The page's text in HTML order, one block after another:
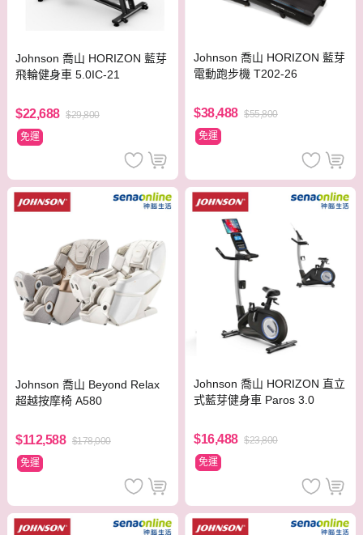
Johnson 喬山 HORIZON 藍芽
飛輪健身車 5.0IC-21
$22,688 $29,800
免運
Johnson 喬山 HORIZON 藍芽
電動跑步機 T202-26
$38,488 $55,800
免運
Johnson 喬山 Beyond Relax
超越按摩椅 A580
$112,588 $178,000
免運
Johnson 喬山 HORIZON 直立
式藍芽健身車 Paros 3.0
$16,488 $23,800
免運